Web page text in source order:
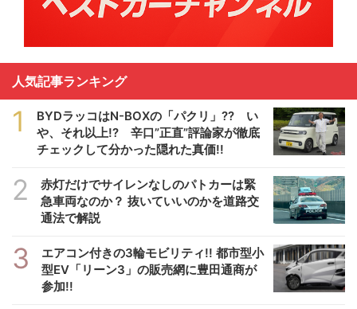
人気記事ランキング
1
BYDラッコはN-BOXの「パクリ」?? い
や、それ以上!? 辛口”正直”評論家が徹底
チェックして分かった隠れた真価!!
2
赤灯だけでサイレンなしのパトカーは緊
急車両なのか？ 抜いていいのかを道路交
通法で解説
3
エアコン付きの3輪モビリティ!! 都市型小
型EV「リーン3」の販売網に豊田通商が
参加!!